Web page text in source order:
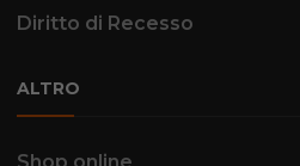
Diritto di Recesso
ALTRO